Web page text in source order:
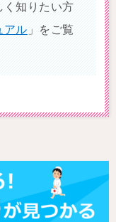
知りたい方
アル 」をご覧